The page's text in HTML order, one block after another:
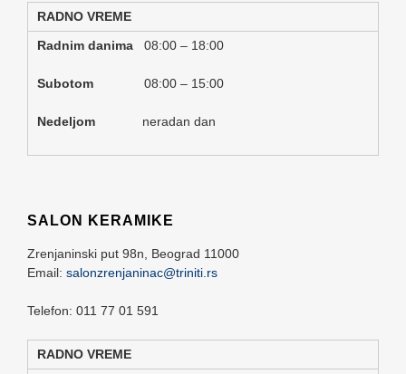
RADNO VREME
Radnim danima 08:00 – 18:00
Subotom 08:00 – 15:00
Nedeljom neradan dan
SALON KERAMIKE
Zrenjaninski put 98n, Beograd 11000
Email: salonzrenjaninac@triniti.rs
Telefon: 011 77 01 591
RADNO VREME